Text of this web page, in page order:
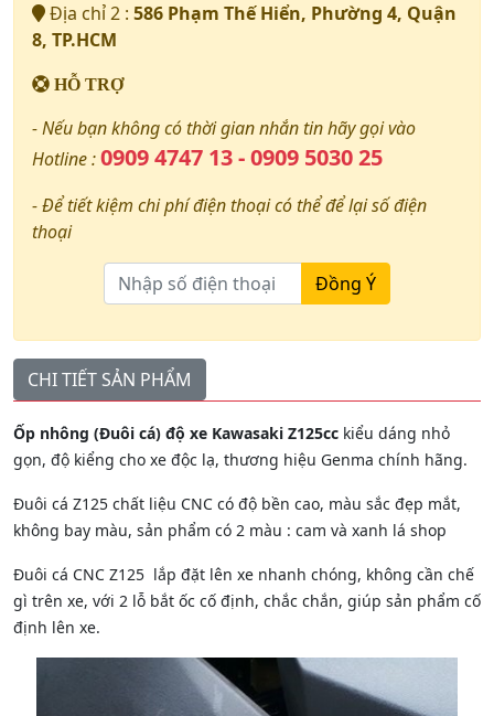
Địa chỉ 2 : 586 Phạm Thế Hiển, Phường 4, Quận
8, TP.HCM
HỖ TRỢ
- Nếu bạn không có thời gian nhắn tin hãy gọi vào
Hotline :0909 4747 13 - 0909 5030 25
- Để tiết kiệm chi phí điện thoại có thể để lại số điện
thoại
Đồng Ý
CHI TIẾT SẢN PHẨM
Ốp nhông (Đuôi cá) độ xe Kawasaki Z125cc kiểu dáng nhỏ
gọn, độ kiểng cho xe độc lạ, thương hiệu Genma chính hãng.
Đuôi cá Z125 chất liệu CNC có độ bền cao, màu sắc đẹp mắt,
không bay màu, sản phẩm có 2 màu : cam và xanh lá shop
Đuôi cá CNC Z125 lắp đặt lên xe nhanh chóng, không cần chế
gì trên xe, với 2 lỗ bắt ốc cố định, chắc chắn, giúp sản phẩm cố
định lên xe.